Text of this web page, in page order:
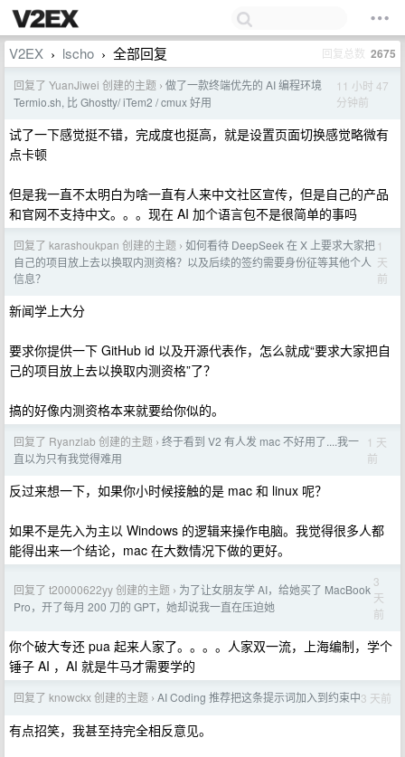
V2EX › lscho › 全部回复 回复总数 2675
回复了 YuanJiwei 创建的主题 › 做了一款终端优先的 AI 编程环境
Termio.sh, 比 Ghostty/ iTem2 / cmux 好用
11 小时 47
分钟前
试了一下感觉挺不错，完成度也挺高，就是设置页面切换感觉略微有
点卡顿
但是我一直不太明白为啥一直有人来中文社区宣传，但是自己的产品
和官网不支持中文。。。现在 AI 加个语言包不是很简单的事吗
回复了 karashoukpan 创建的主题 › 如何看待 DeepSeek 在 X 上要求大家把
自己的项目放上去以换取内测资格？以及后续的签约需要身份征等其他个人
信息？
1
天
前
新闻学上大分
要求你提供一下 GitHub id 以及开源代表作，怎么就成“要求大家把自
己的项目放上去以换取内测资格”了？
搞的好像内测资格本来就要给你似的。
回复了 Ryanzlab 创建的主题 › 终于看到 V2 有人发 mac 不好用了....我一
直以为只有我觉得难用
1 天
前
反过来想一下，如果你小时候接触的是 mac 和 linux 呢？
如果不是先入为主以 Windows 的逻辑来操作电脑。我觉得很多人都
能得出来一个结论，mac 在大数情况下做的更好。
回复了 t20000622yy 创建的主题 › 为了让女朋友学 AI，给她买了 MacBook
Pro，开了每月 200 刀的 GPT，她却说我一直在压迫她
3
天
前
你个破大专还 pua 起来人家了。。。。人家双一流，上海编制，学个
锤子 AI ，AI 就是牛马才需要学的
回复了 knowckx 创建的主题 › AI Coding 推荐把这条提示词加入到约束中3 天前
有点招笑，我甚至持完全相反意见。